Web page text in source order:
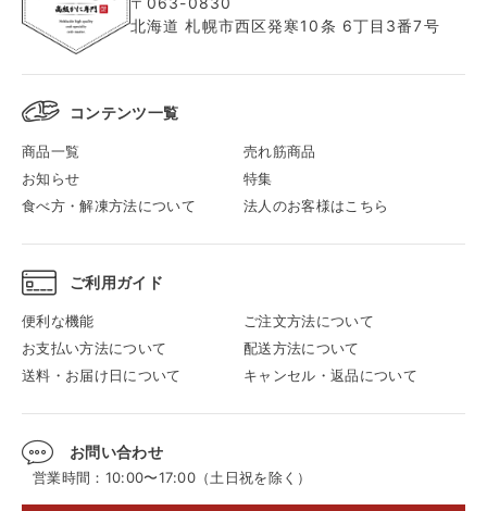
北海道 札幌市西区発寒10条 6丁目3番7号
コンテンツ一覧
商品一覧
売れ筋商品
お知らせ
特集
食べ方・解凍方法について
法人のお客様はこちら
ご利用ガイド
便利な機能
ご注文方法について
お支払い方法について
配送方法について
送料・お届け日について
キャンセル・返品について
お問い合わせ
営業時間：10:00〜17:00（土日祝を除く）